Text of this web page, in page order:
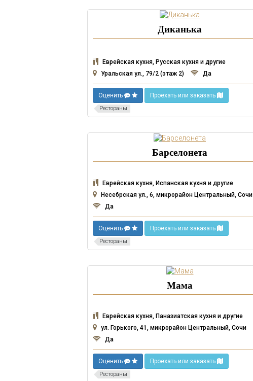
Диканька
Еврейская кухня, Русская кухня и другие
Уральская ул., 79/2 (этаж 2)
Да
Оценить Проехать или заказать
Рестораны
Барселонета
Еврейская кухня, Испанская кухня и другие
Несебрская ул., 6, микрорайон Центральный, Сочи
Да
Оценить Проехать или заказать
Рестораны
Мама
Еврейская кухня, Паназиатская кухня и другие
ул. Горького, 41, микрорайон Центральный, Сочи
Да
Оценить Проехать или заказать
Рестораны